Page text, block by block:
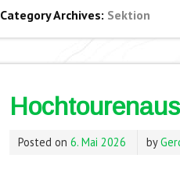
Category Archives: Sektion
Posted on 6. Mai 2026 by